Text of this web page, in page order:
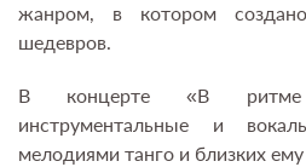
жанром, в котором
шедевров.
В концерте «В ритме
инструментальные и
мелодиями танго и близких